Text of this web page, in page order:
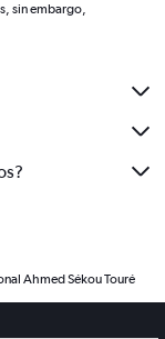
sin embargo,
Ahmed Sékou Touré